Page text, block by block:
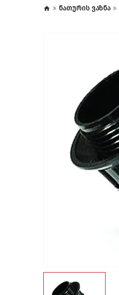
ნათურის ვაზნა